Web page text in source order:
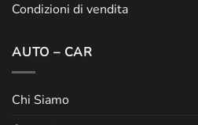
Condizioni di vendita
AUTO – CAR
Chi Siamo